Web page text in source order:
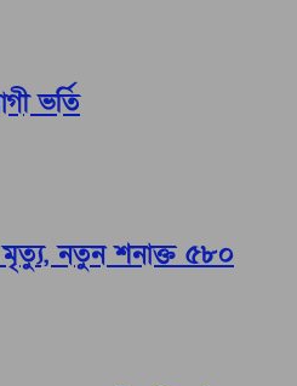
ভর্তি
নতুন শনাক্ত ৫৮০